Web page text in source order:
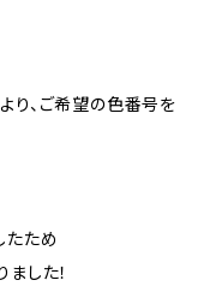
り、ご希望の色番号を
たため
した！